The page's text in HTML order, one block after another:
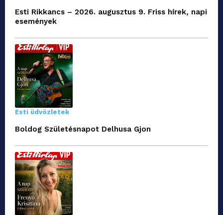
Esti Rikkancs – 2026. augusztus 9. Friss hírek, napi
események
Esti üdvözletek
Boldog Születésnapot Delhusa Gjon